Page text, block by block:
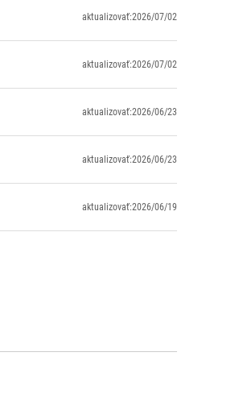
aktualizovať:2026/07/02
aktualizovať:2026/07/02
aktualizovať:2026/06/23
aktualizovať:2026/06/23
aktualizovať:2026/06/19